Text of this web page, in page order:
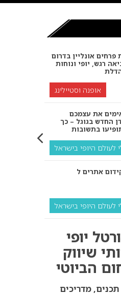
פרחים אונליין בדרום
רגש, יופי ונוחות
אופנה וסטיילינג
את עצמכם
החדש בגוגל – כך
לעולם היופי בישראל
לעולם היופי בישראל
העסק שלך צריך
שיווק דיגיטלי לעסקים
קידום ל‑AI לעומת קידום
יופי
שיווק
הביוטי
מדריכים